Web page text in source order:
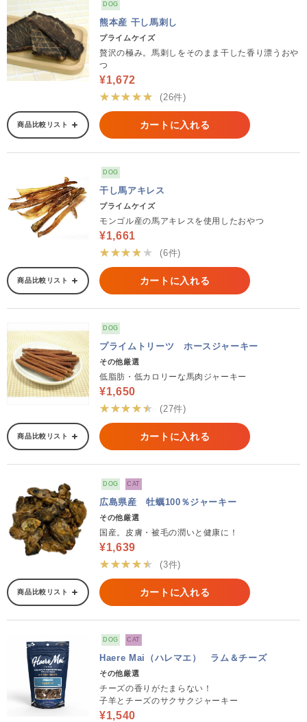
DOG
熊本産 干し馬刺し
プライムケイズ
贅沢の極み。馬刺しをそのまま干した香り漂うおや
つ
¥1,672
★★★★★
(26件)
商品比較リスト カートに入れる
DOG
干し馬アキレス
プライムケイズ
モンゴル産の馬アキレスを使用したおやつ
¥1,661
★★★★★
(6件)
商品比較リスト カートに入れる
DOG
プライムトリーツ ホースジャーキー
その他厳選
低脂肪・低カロリーな馬肉ジャーキー
¥1,650
★★★★★
(27件)
商品比較リスト カートに入れる
DOG CAT
広島県産 牡蠣100％ジャーキー
その他厳選
国産。皮膚・被毛の潤いと健康に！
¥1,639
★★★★★
(3件)
商品比較リスト カートに入れる
DOG CAT
Haere Mai（ハレマエ） ラム＆チーズ
その他厳選
チーズの香りがたまらない！
子羊とチーズのサクサクジャーキー
¥1,540